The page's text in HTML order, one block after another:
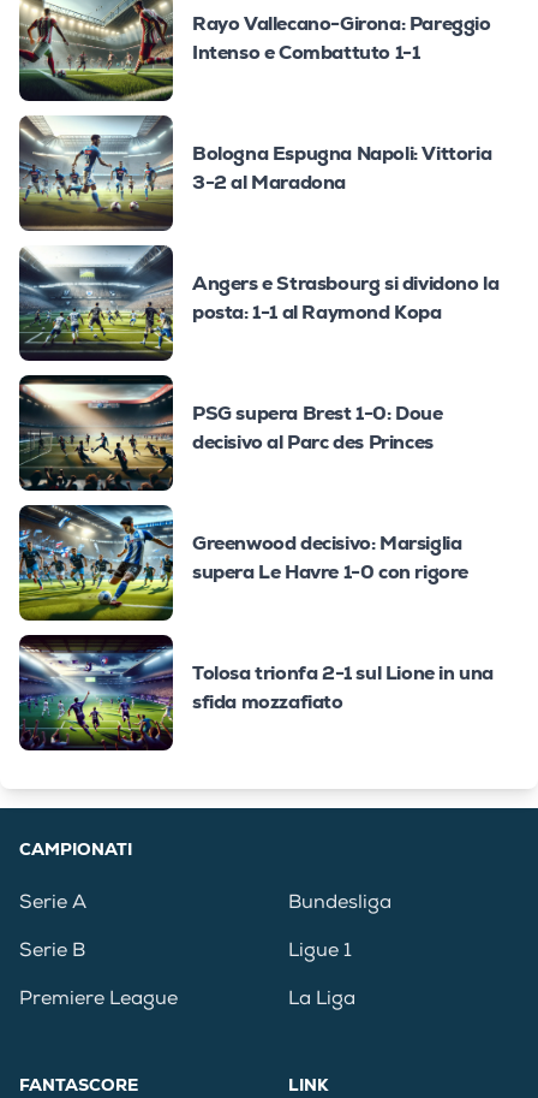
Rayo Vallecano-Girona: Pareggio
Intenso e Combattuto 1-1
Bologna Espugna Napoli: Vittoria
3-2 al Maradona
Angers e Strasbourg si dividono la
posta: 1-1 al Raymond Kopa
PSG supera Brest 1-0: Doue
decisivo al Parc des Princes
Greenwood decisivo: Marsiglia
supera Le Havre 1-0 con rigore
Tolosa trionfa 2-1 sul Lione in una
sfida mozzafiato
CAMPIONATI
Serie A
Serie B
Premiere League
Bundesliga
Ligue 1
La Liga
FANTASCORE LINK